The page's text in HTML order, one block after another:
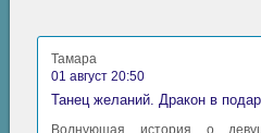
Тамара
01 август 20:50
Танец желаний. Дракон в